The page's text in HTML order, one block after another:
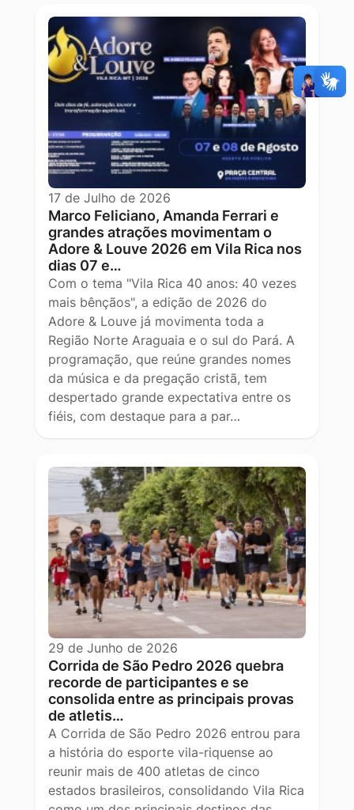
17 de Julho de 2026
Marco Feliciano, Amanda Ferrari e
grandes atrações movimentam o
Adore & Louve 2026 em Vila Rica nos
dias 07 e…
Com o tema "Vila Rica 40 anos: 40 vezes
mais bênçãos", a edição de 2026 do
Adore & Louve já movimenta toda a
Região Norte Araguaia e o sul do Pará. A
programação, que reúne grandes nomes
da música e da pregação cristã, tem
despertado grande expectativa entre os
fiéis, com destaque para a par…
29 de Junho de 2026
Corrida de São Pedro 2026 quebra
recorde de participantes e se
consolida entre as principais provas
de atletis…
A Corrida de São Pedro 2026 entrou para
a história do esporte vila-riquense ao
reunir mais de 400 atletas de cinco
estados brasileiros, consolidando Vila Rica